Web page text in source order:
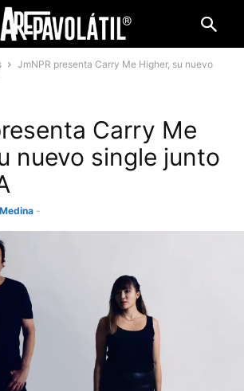
JmNPR presenta Carry Me Higher, su nuevo
Carry Me
nuevo single junto
-